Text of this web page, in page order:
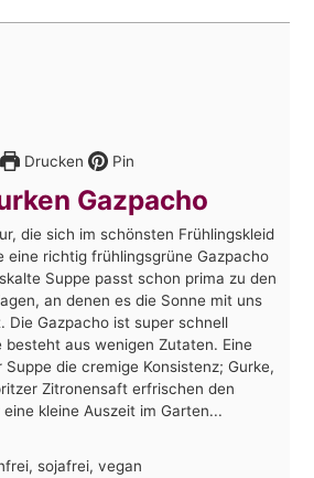
Drucken Pin
Gazpacho
die sich im schönsten Frühlingskleid
eine richtig frühlingsgrüne Gazpacho
Suppe passt schon prima zu den
an denen es die Sonne mit uns
Die Gazpacho ist super schnell
aus wenigen Zutaten. Eine
die cremige Konsistenz; Gurke,
Zitronensaft erfrischen den
kleine Auszeit im Garten...
sojafrei, vegan